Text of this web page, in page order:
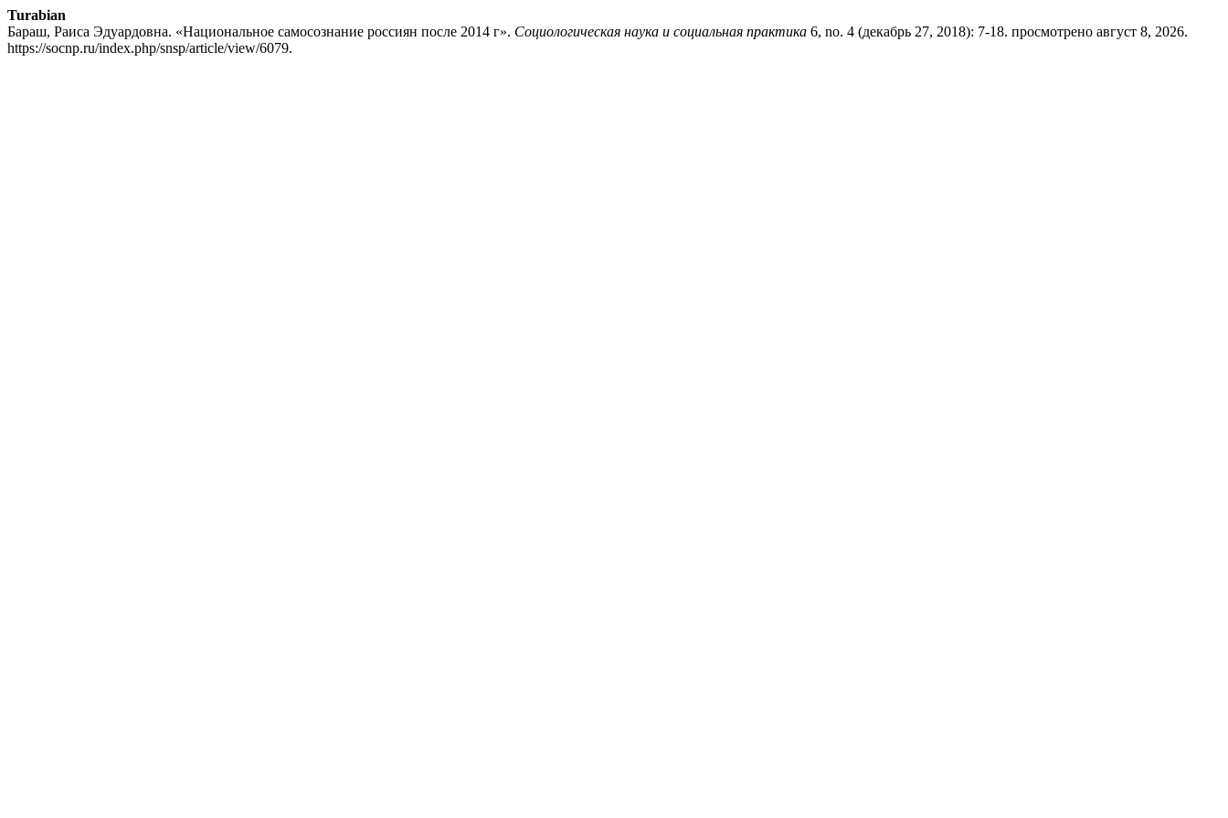
Turabian
Бараш, Раиса Эдуардовна. «Национальное самосознание россиян после 2014 г». Социологическая наука и социальная практика 6, no. 4 (декабрь 27, 2018): 7-18. просмотрено август 8, 2026.
https://socnp.ru/index.php/snsp/article/view/6079.